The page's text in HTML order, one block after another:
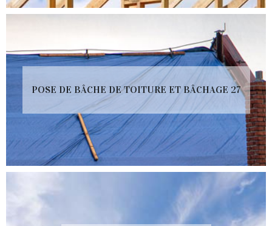
POSE DE BÂCHE DE TOITURE ET BÂCHAGE 27